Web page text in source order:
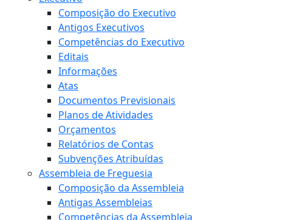
Composição do Executivo
Antigos Executivos
Competências do Executivo
Editais
Informações
Atas
Documentos Previsionais
Planos de Atividades
Orçamentos
Relatórios de Contas
Subvenções Atribuídas
Assembleia de Freguesia
Composição da Assembleia
Antigas Assembleias
Competências da Assembleia